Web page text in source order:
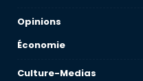
Opinions
Économie
Culture-Medias